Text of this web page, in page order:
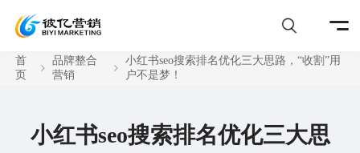
首
页
品牌整合
营销
小红书seo搜索排名优化三大思路，“收割”用
户不是梦！
小红书seo搜索排名优化三大思